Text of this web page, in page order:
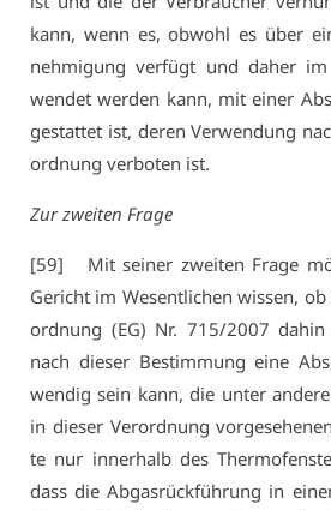
kann, wenn es, ob­wohl es über
neh­mi­gung ver­fügt und da­her
wen­det wer­den kann, mit ei­ner
ge­stat­tet ist, de­ren Ver­wen­dung
ord­nung ver­bo­ten ist.
Zur zwei­ten Fra­ge
[59] Mit sei­ner zwei­ten Fra­ge
Ge­richt im We­sent­li­chen wis­sen,
ord­nung (EG) Nr. 715/2007
nach die­ser Be­stim­mung ei­ne
wen­dig sein kann, die un­ter
in die­ser Ver­ord­nung
te nur in­ner­halb des
dass die Ab­gas­rück­füh­rung in